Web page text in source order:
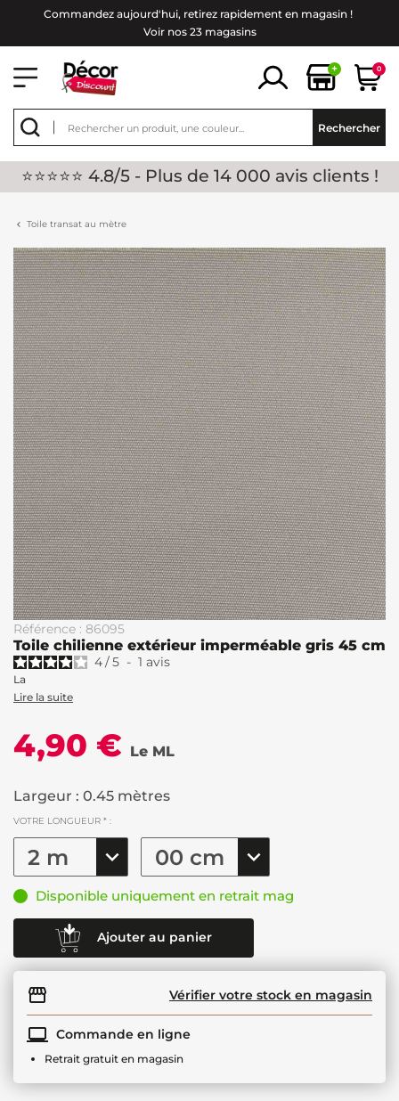
Commandez aujourd'hui, retirez rapidement en magasin !
Voir nos 23 magasins
+ 0
Rechercher
⭐⭐⭐⭐⭐ 4.8/5 - Plus de 14 000 avis clients !
Toile transat au mètre
Référence : 86095
Toile chilienne extérieur imperméable gris 45 cm
4/5 - 1 avis
La
Lire la suite
4,90 € Le ML
Largeur : 0.45 mètres
VOTRE LONGUEUR * :
Disponible uniquement en retrait mag
Ajouter au panier
Vérifier votre stock en magasin
Commande en ligne
Retrait gratuit en magasin